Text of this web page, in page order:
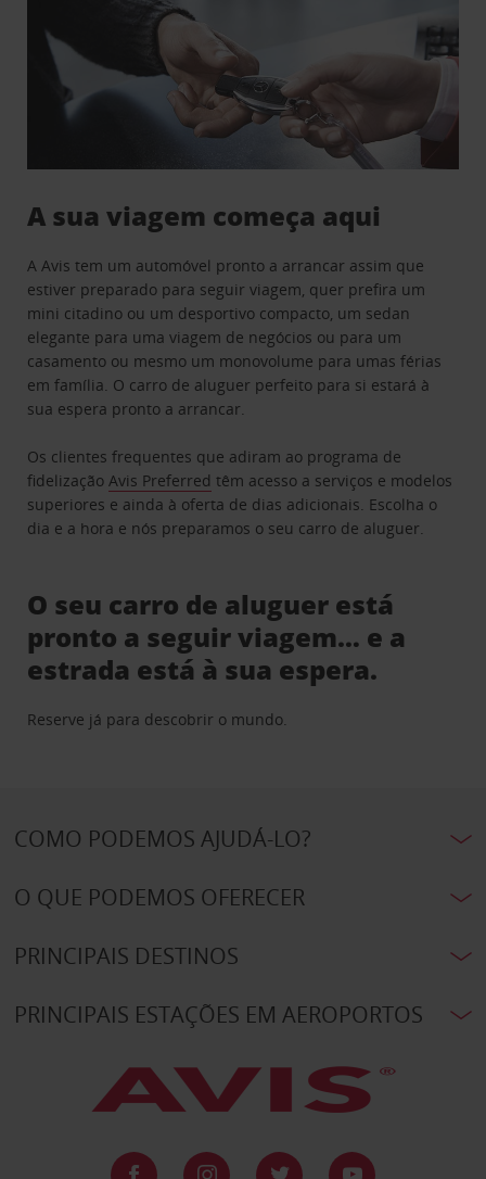
A sua viagem começa aqui
A Avis tem um automóvel pronto a arrancar assim que
estiver preparado para seguir viagem, quer prefira um
mini citadino ou um desportivo compacto, um sedan
elegante para uma viagem de negócios ou para um
casamento ou mesmo um monovolume para umas férias
em família. O carro de aluguer perfeito para si estará à
sua espera pronto a arrancar.
Os clientes frequentes que adiram ao programa de
fidelizaçãoAvis Preferred têm acesso a serviços e modelos
superiores e ainda à oferta de dias adicionais. Escolha o
dia e a hora e nós preparamos o seu carro de aluguer.
O seu carro de aluguer está
pronto a seguir viagem… e a
estrada está à sua espera.
Reserve já para descobrir o mundo.
COMO PODEMOS AJUDÁ-LO?
O QUE PODEMOS OFERECER
PRINCIPAIS DESTINOS
PRINCIPAIS ESTAÇÕES EM AEROPORTOS